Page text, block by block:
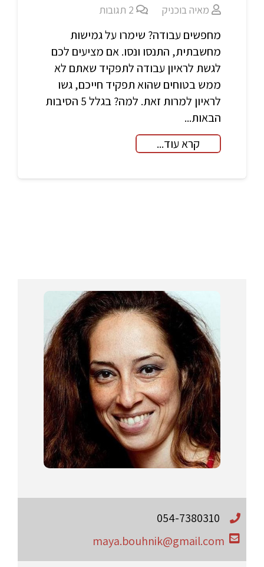
מאיה בוכניק 2 תגובות
מחפשים עבודה? שימרו על גמישות
מחשבתית, התנסו ונסו. אם מציעים לכם
לגשת לראיון עבודה לתפקיד שאתם לא
ממש בטוחים שהוא תפקיד חייכם, גשו
לראיון למרות זאת. למה? בגלל 5 הסיבות
הבאות...
קרא עוד...
054-7380310
maya.bouhnik@gmail.com